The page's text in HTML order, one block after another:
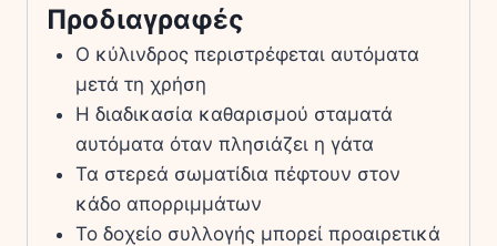
Προδιαγραφές
Ο κύλινδρος περιστρέφεται αυτόματα
μετά τη χρήση
Η διαδικασία καθαρισμού σταματά
αυτόματα όταν πλησιάζει η γάτα
Τα στερεά σωματίδια πέφτουν στον
κάδο απορριμμάτων
Το δοχείο συλλογής μπορεί προαιρετικά